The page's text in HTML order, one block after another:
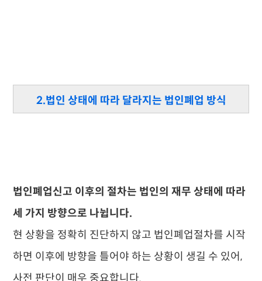
2.법인 상태에 따라 달라지는 법인폐업 방식
법인폐업신고 이후의 절차는 법인의 재무 상태에 따라
세 가지 방향으로 나뉩니다.
현 상황을 정확히 진단하지 않고 법인폐업절차를 시작
하면 이후에 방향을 틀어야 하는 상황이 생길 수 있어,
사전 판단이 매우 중요합니다.